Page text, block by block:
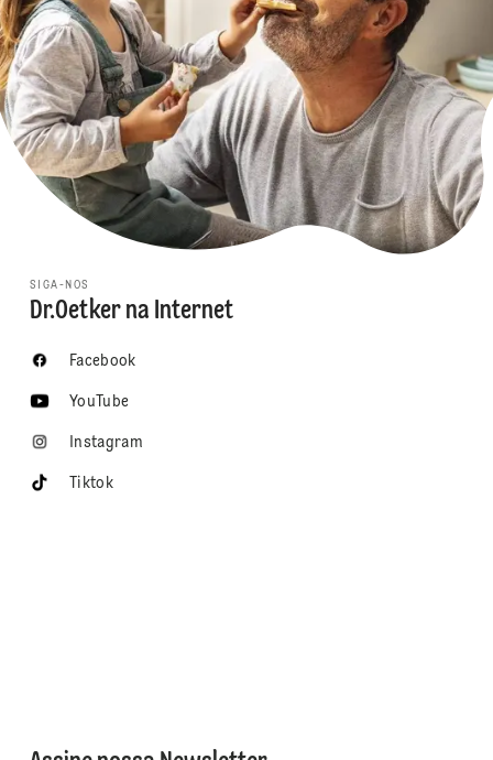
SIGA-NOS
Dr.Oetker na Internet
Facebook
YouTube
Instagram
Tiktok